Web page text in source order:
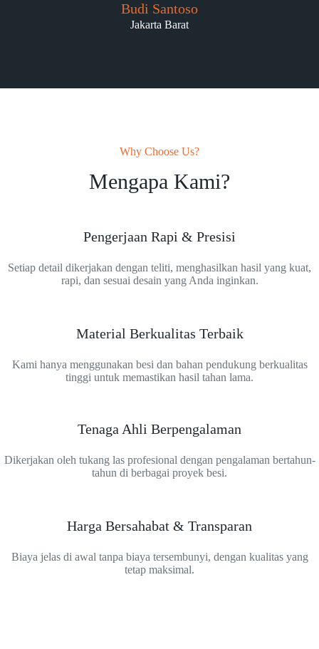
Budi Santoso
Jakarta Barat
Why Choose Us?
Mengapa Kami?
Pengerjaan Rapi & Presisi
Setiap detail dikerjakan dengan teliti, menghasilkan hasil yang kuat,
rapi, dan sesuai desain yang Anda inginkan.
Material Berkualitas Terbaik
Kami hanya menggunakan besi dan bahan pendukung berkualitas
tinggi untuk memastikan hasil tahan lama.
Tenaga Ahli Berpengalaman
Dikerjakan oleh tukang las profesional dengan pengalaman bertahun-
tahun di berbagai proyek besi.
Harga Bersahabat & Transparan
Biaya jelas di awal tanpa biaya tersembunyi, dengan kualitas yang
tetap maksimal.